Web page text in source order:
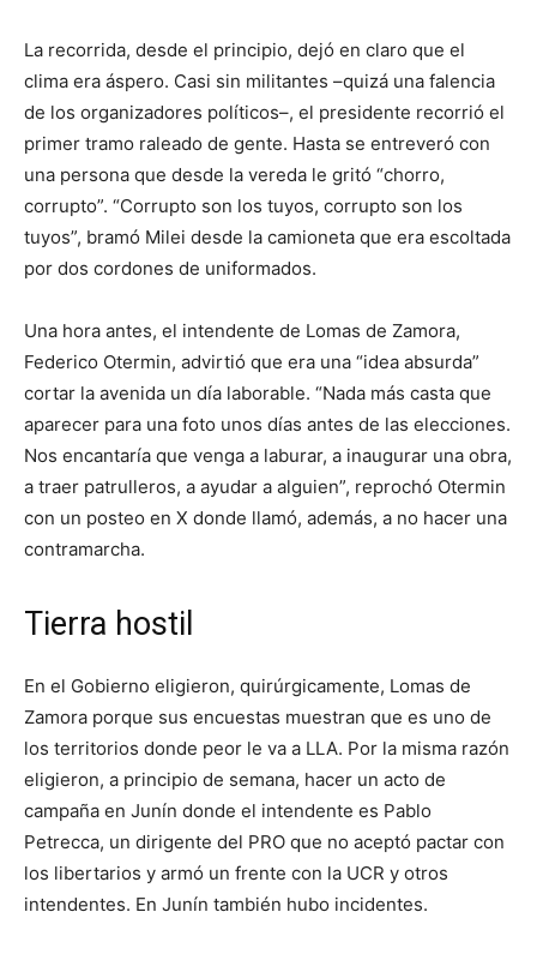
La recorrida, desde el principio, dejó en claro que el
clima era áspero. Casi sin militantes –quizá una falencia
de los organizadores políticos–, el presidente recorrió el
primer tramo raleado de gente. Hasta se entreveró con
una persona que desde la vereda le gritó “chorro,
corrupto”. “Corrupto son los tuyos, corrupto son los
tuyos”, bramó Milei desde la camioneta que era escoltada
por dos cordones de uniformados.
Una hora antes, el intendente de Lomas de Zamora,
Federico Otermin, advirtió que era una “idea absurda”
cortar la avenida un día laborable. “Nada más casta que
aparecer para una foto unos días antes de las elecciones.
Nos encantaría que venga a laburar, a inaugurar una obra,
a traer patrulleros, a ayudar a alguien”, reprochó Otermin
con un posteo en X donde llamó, además, a no hacer una
contramarcha.
Tierra hostil
En el Gobierno eligieron, quirúrgicamente, Lomas de
Zamora porque sus encuestas muestran que es uno de
los territorios donde peor le va a LLA. Por la misma razón
eligieron, a principio de semana, hacer un acto de
campaña en Junín donde el intendente es Pablo
Petrecca, un dirigente del PRO que no aceptó pactar con
los libertarios y armó un frente con la UCR y otros
intendentes. En Junín también hubo incidentes.